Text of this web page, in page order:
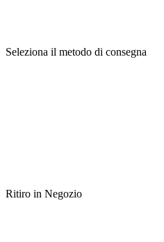
Seleziona il metodo di consegna
Ritiro in Negozio